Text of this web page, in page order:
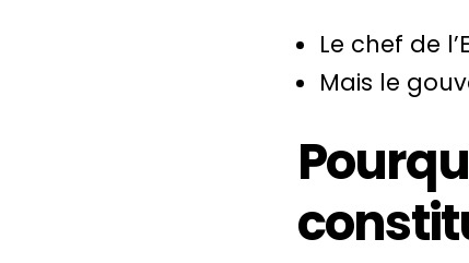
Le chef de
Mais le